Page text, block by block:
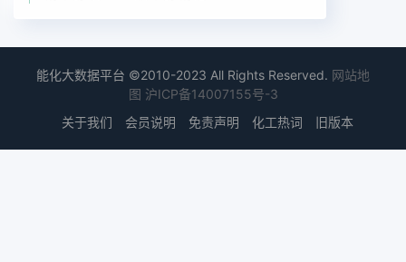
一起。然而其最明显的优势是耗时短，目前国内技术
研究显示使用污水处理技术只需要在池中45分钟。
2.3优势生物滤池、固体接触池和絮凝沉淀池在进行
污水处理过程中均是高负荷状态，污水在池中的停留
时间短，所以污水处理成本低，消耗能源少。据相关
能化大数据平台 ©2010-2023 All Rights Reserved. 网站地
图 沪ICP备14007155号-3
关于我们
会员说明 免责声明 化工热词 旧版本